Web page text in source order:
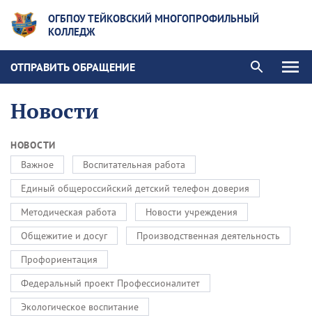
ОГБПОУ ТЕЙКОВСКИЙ МНОГОПРОФИЛЬНЫЙ
КОЛЛЕДЖ
ОТПРАВИТЬ ОБРАЩЕНИЕ
Новости
НОВОСТИ
Важное
Воспитательная работа
Единый общероссийский детский телефон доверия
Методическая работа
Новости учреждения
Общежитие и досуг
Производственная деятельность
Профориентация
Федеральный проект Профессионалитет
Экологическое воспитание